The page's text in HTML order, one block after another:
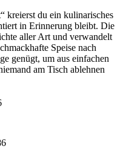
kreierst du ein kulinarisches
in Erinnerung bleibt. Die
aller Art und verwandelt
Speise nach
genügt, um aus einfachen
am Tisch ablehnen